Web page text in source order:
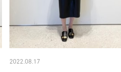
2022.08.17